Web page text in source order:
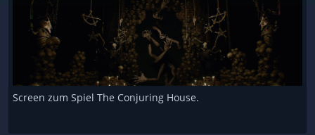
Screen zum Spiel The Conjuring House.